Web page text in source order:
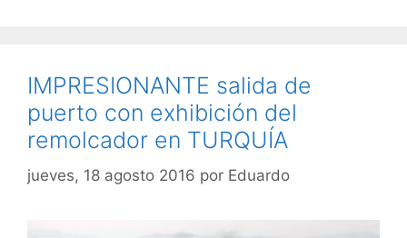
IMPRESIONANTE salida de
puerto con exhibición del
remolcador en TURQUÍA
jueves, 18 agosto 2016 por Eduardo